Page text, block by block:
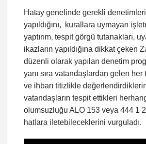
Hatay genelinde gerekli
yapıldığını, kurallara uymayan
yaptırım, tespit görgü tutanakları,
ikazların yapıldığına dikkat çeken
düzenli olarak yapılan denetim
yanı sıra vatandaşlardan gelen her
ve ihbarı titizlikle
vatandaşların tespit ettikleri
olumsuzluğu ALO 153 veya 444 1
hatlara iletebileceklerini vurguladı.